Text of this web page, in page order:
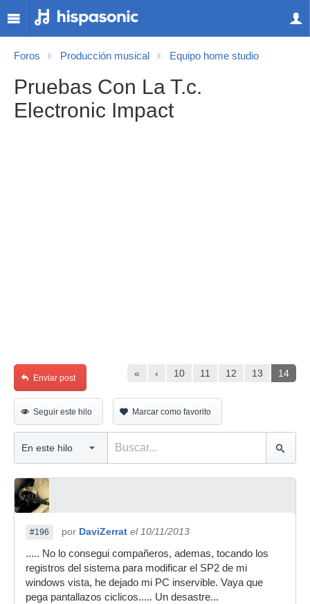
Foros Producción musical Equipo home studio
Pruebas Con La T.c.
Electronic Impact
« ‹ 10 11 12 13 14
Enviar post
Seguir este hilo Marcar como favorito
#196 por DaviZerrat el 10/11/2013
..... No lo consegui compañeros, ademas, tocando los
registros del sistema para modificar el SP2 de mi
windows vista, he dejado mi PC inservible. Vaya que
pega pantallazos ciclicos..... Un desastre...